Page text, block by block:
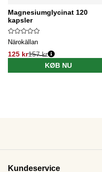
Magnesiumglycinat 120
kapsler
Närokällan
125 kr157 kr
KØB NU
Kundeservice